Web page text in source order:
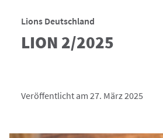
Lions Deutschland
LION 2/2025
Veröffentlicht am 27. März 2025